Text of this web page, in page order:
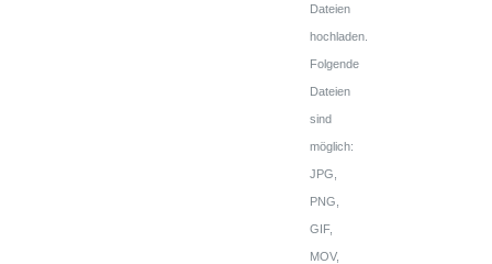
Dateien
hochladen.
Folgende
Dateien
sind
möglich:
JPG,
PNG,
GIF,
MOV,